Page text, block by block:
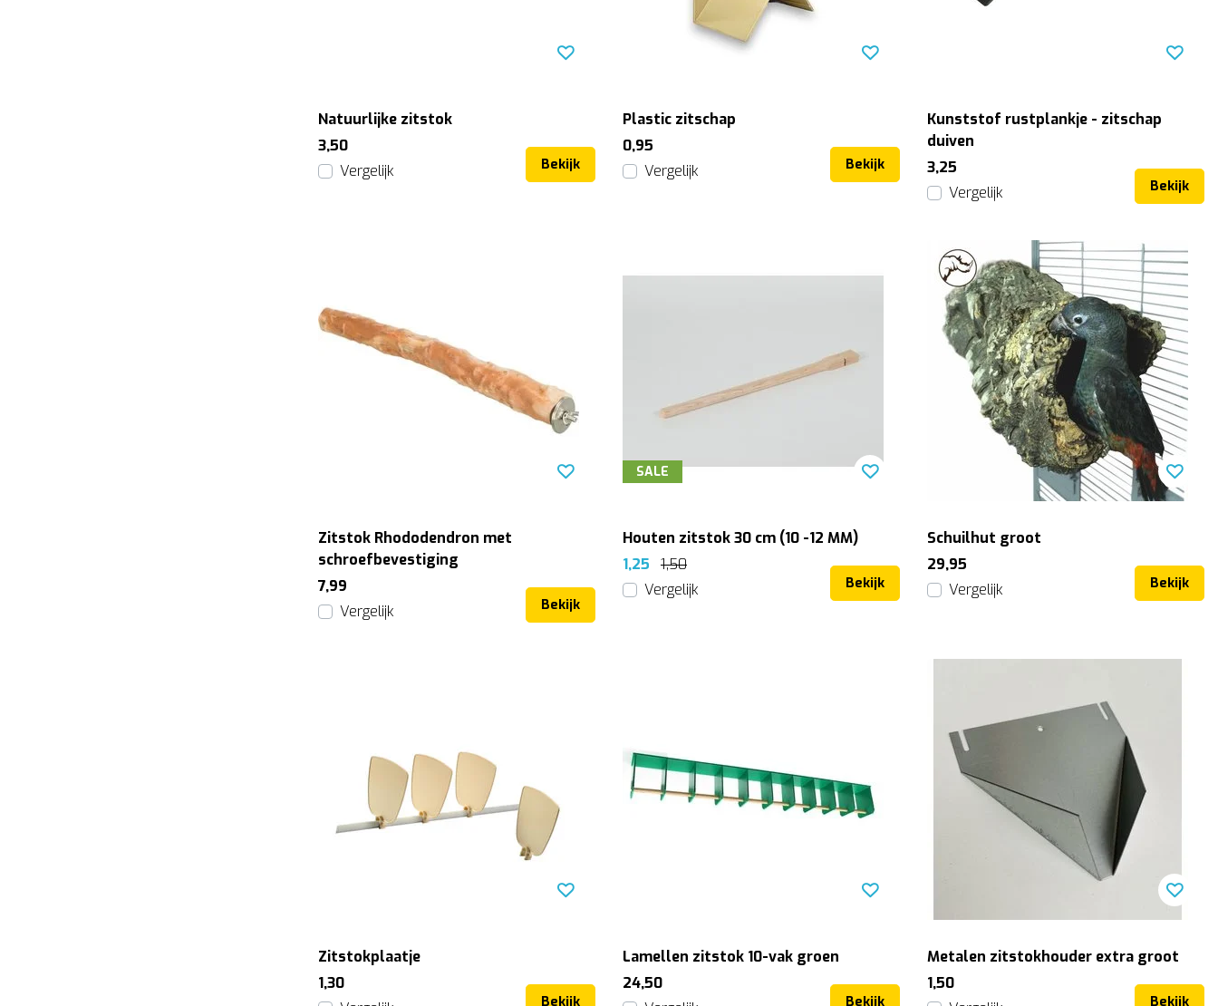
Natuurlijke zitstok
3,50
Vergelijk
Bekijk
Plastic zitschap
0,95
Vergelijk
Bekijk
Kunststof rustplankje - zitschap
duiven
3,25
Vergelijk
Bekijk
Zitstok Rhododendron met
schroefbevestiging
7,99
Vergelijk
Bekijk
SALE
Houten zitstok 30 cm (10 -12 MM)
1,25
1,50
Vergelijk
Bekijk
Schuilhut groot
29,95
Vergelijk
Bekijk
Zitstokplaatje
1,30
Bekijk
Lamellen zitstok 10-vak groen
24,50
Bekijk
Metalen zitstokhouder extra groot
1,50
Bekijk